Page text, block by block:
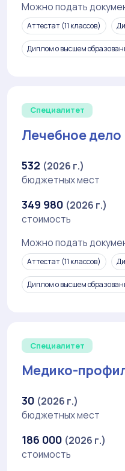
Можно подать
Аттестат (11 классов)
Диплом о высшем
Специалитет
Лечебное дело
532 (2026 г.)
бюджетных мест
349 980 (2026 г.)
стоимость
Можно подать
Аттестат (11 классов)
Диплом о высшем
Специалитет
Медико-
30 (2026 г.)
бюджетных мест
186 000 (2026 г.)
стоимость